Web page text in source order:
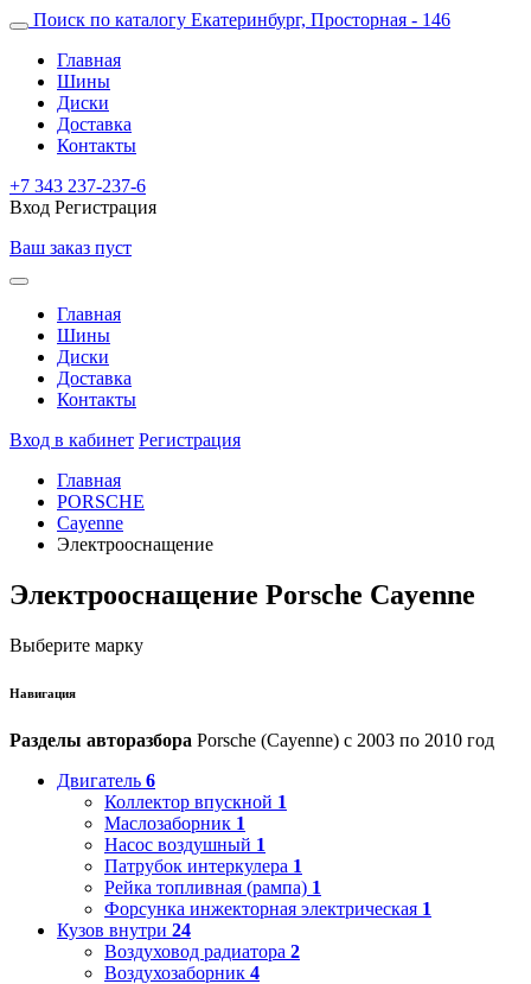
Поиск по каталогу Екатеринбург, Просторная - 146
Главная
Шины
Диски
Доставка
Контакты
+7 343 237-237-6
Вход Регистрация
Ваш заказ пуст
Главная
Шины
Диски
Доставка
Контакты
Вход в кабинет Регистрация
Главная
PORSCHE
Cayenne
Электрооснащение
Электрооснащение Porsche Cayenne
Выберите марку
Навигация
Разделы авторазбора Porsche (Cayenne) с 2003 по 2010 год
Двигатель 6
Коллектор впускной 1
Маслозаборник 1
Насос воздушный 1
Патрубок интеркулера 1
Рейка топливная (рампа) 1
Форсунка инжекторная электрическая 1
Кузов внутри 24
Воздуховод радиатора 2
Воздухозаборник 4